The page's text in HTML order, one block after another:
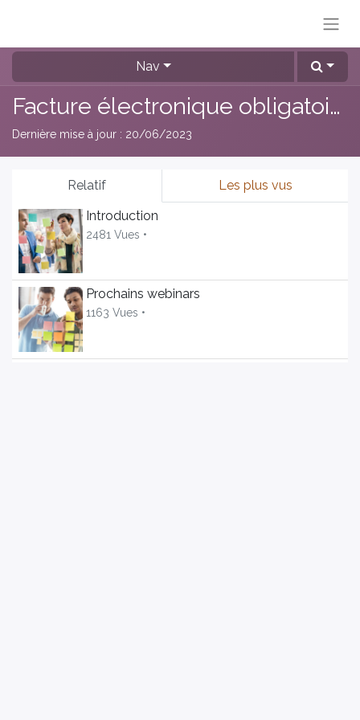
Nav
Facture électronique obligatoire en 2024
Dernière mise à jour : 20/06/2023
Relatif
Les plus vus
Introduction
2481 Vues •
Prochains webinars
1163 Vues •